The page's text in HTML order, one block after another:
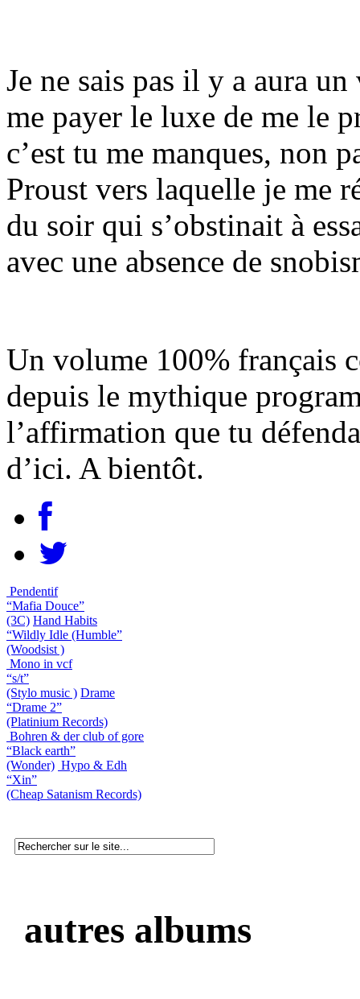
Je ne sais pas il y a aura
me payer le luxe de me le
c’est tu me manques, non
Proust vers laquelle je me
du soir qui s’obstinait à
avec une absence de
Un volume 100% français
depuis le mythique
l’affirmation que tu
d’ici. A bientôt.
Pendentif
“Mafia Douce”
(3C) Hand Habits
“Wildly Idle (Humble”
(Woodsist )
Mono in vcf
“s/t”
(Stylo music ) Drame
“Drame 2”
(Platinium Records)
Bohren & der club of gore
“Black earth”
(Wonder) Hypo & Edh
“Xin”
(Cheap Satanism Records)
autres albums